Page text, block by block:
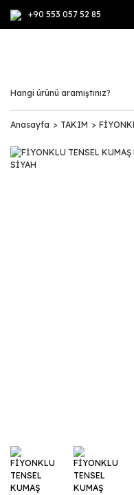
+90 553 057 52 85
Anasayfa TAKIM